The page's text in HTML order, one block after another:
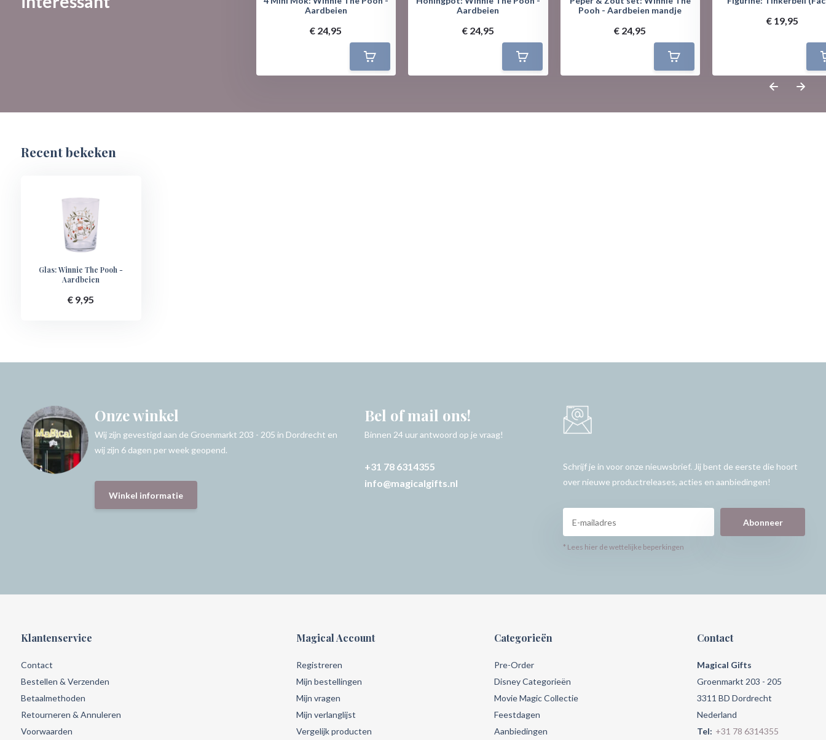
Aardbeien
Aardbeien
€ 24,95
Aardbeien
€ 24,95
Pooh - Aardbeien mandje
€ 24,95
€ 19,95
Recent bekeken
Glas: Winnie The Pooh -
Aardbeien
€ 9,95
Onze winkel
Wij zijn gevestigd aan de Groenmarkt 203 - 205 in Dordrecht en
wij zijn 6 dagen per week geopend.
Winkel informatie
Bel of mail ons!
Binnen 24 uur antwoord op je vraag!
+31 78 6314355
info@magicalgifts.nl
Schrijf je in voor onze nieuwsbrief. Jij bent de eerste die hoort
over nieuwe productreleases, acties en aanbiedingen!
Abonneer
* Lees hier de wettelijke beperkingen
Klantenservice
Contact
Bestellen & Verzenden
Betaalmethoden
Retourneren & Annuleren
Voorwaarden
Magical Account
Registreren
Mijn bestellingen
Mijn vragen
Mijn verlanglijst
Vergelijk producten
Categorieën
Pre-Order
Disney Categorieën
Movie Magic Collectie
Feestdagen
Aanbiedingen
Contact
Magical Gifts
Groenmarkt 203 - 205
3311 BD Dordrecht
Nederland
Tel: +31 78 6314355